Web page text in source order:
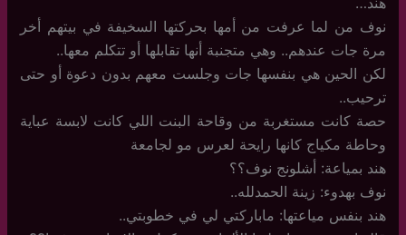
نوف من لما عرفت من أمها بحركتها السخيفة في بيتهم أخر
مرة جات عندهم.. وهي متجنبة أنها تقابلها أو تتكلم معها..
لكن الحين هي بنفسها جات وجلست معهم بدون دعوة أو حتى
ترحيب..
حصة كانت مستغربة من وقاحة البنت اللي كانت لابسة عباية
وحاطة مكياج كانها رايحة لعرس مو لجامعة
هند بمياعة: أشلونج نوف؟؟
نوف بهدوء: زينة الحمدلله..
هند بنفس مياعتها: ماباركتي لي في خطوبتي..